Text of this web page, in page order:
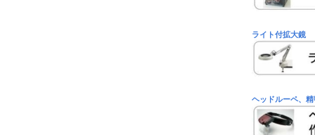
ライト付拡大鏡
ヘッドルーペ、